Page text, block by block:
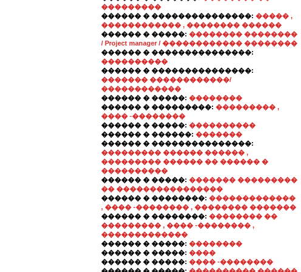
���������
������ � ���������������: ����� ,
������������ , �������� ������
������ � �����: �������� ��������
/ Project manager / ������������ ��������
������ � ���������������:
����������
������ � ���������������:
������� ������������/
������������
������ � �����: ��������
������ � ���������: ��������� ,
���� -��������
������ � �����: ����������
������ � ������: �������
������ � ���������������:
��������� ������ ������ ,
��������� ������ �� ������ �
����������
������ � �����: ������� ���������
�� ����������������
������ � ��������: �������������
, ���� -�������� , �������� �������
������ � ��������: �������� ��
��������� , ���� -�������� ,
�������������
������ � �����: ��������
������ � �����: ����
������ � �����: ���� -��������